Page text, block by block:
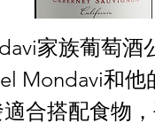
家族葡萄酒
Mondavi和
合搭配食物